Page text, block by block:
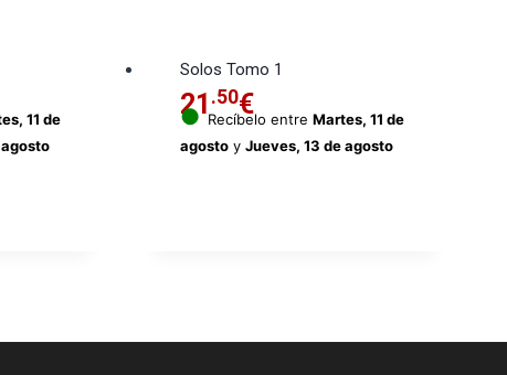
11 de
Solos Tomo 1
21 .50€
● Recíbelo entreMartes, 11 de
agosto yJueves, 13 de agosto